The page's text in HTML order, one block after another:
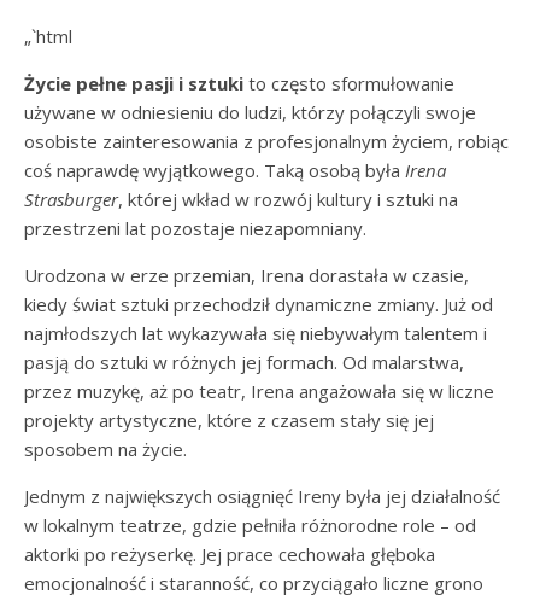
„`html
Życie pełne pasji i sztuki to często sformułowanie
używane w odniesieniu do ludzi, którzy połączyli swoje
osobiste zainteresowania z profesjonalnym życiem, robiąc
coś naprawdę wyjątkowego. Taką osobą była Irena
Strasburger, której wkład w rozwój kultury i sztuki na
przestrzeni lat pozostaje niezapomniany.
Urodzona w erze przemian, Irena dorastała w czasie,
kiedy świat sztuki przechodził dynamiczne zmiany. Już od
najmłodszych lat wykazywała się niebywałym talentem i
pasją do sztuki w różnych jej formach. Od malarstwa,
przez muzykę, aż po teatr, Irena angażowała się w liczne
projekty artystyczne, które z czasem stały się jej
sposobem na życie.
Jednym z największych osiągnięć Ireny była jej działalność
w lokalnym teatrze, gdzie pełniła różnorodne role – od
aktorki po reżyserkę. Jej prace cechowała głęboka
emocjonalność i staranność, co przyciągało liczne grono